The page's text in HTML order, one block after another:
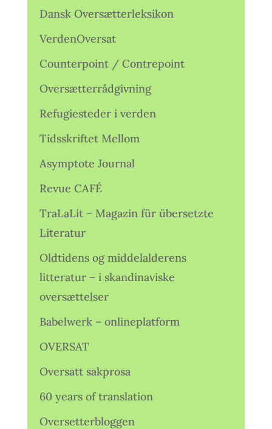
Dansk Oversætterleksikon
VerdenOversat
Counterpoint / Contrepoint
Oversætterrådgivning
Refugiesteder i verden
Tidsskriftet Mellom
Asymptote Journal
Revue CAFÉ
TraLaLit – Magazin für übersetzte
Literatur
Oldtidens og middelalderens
litteratur – i skandinaviske
oversættelser
Babelwerk – onlineplatform
OVERSAT
Oversatt sakprosa
60 years of translation
Oversetterbloggen